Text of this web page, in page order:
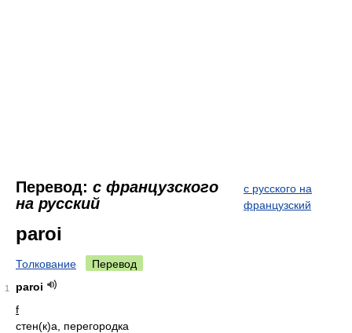
Перевод: с французского
на русский
с русского на
французский
paroi
Толкование Перевод
1
paroi
f
стен(к)а, перегородка